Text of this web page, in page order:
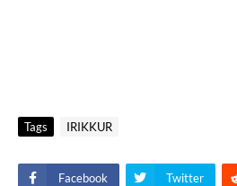
Tags IRIKKUR
Facebook Twitter